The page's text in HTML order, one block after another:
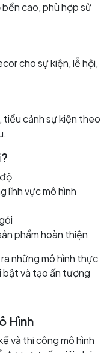
cao, phù hợp sử
cho sự kiện, lễ hội,
cảnh sự kiện theo
lĩnh vực mô hình
phẩm hoàn thiện
những mô hình thực
và tạo ấn tượng
Hình
và thi công mô hình